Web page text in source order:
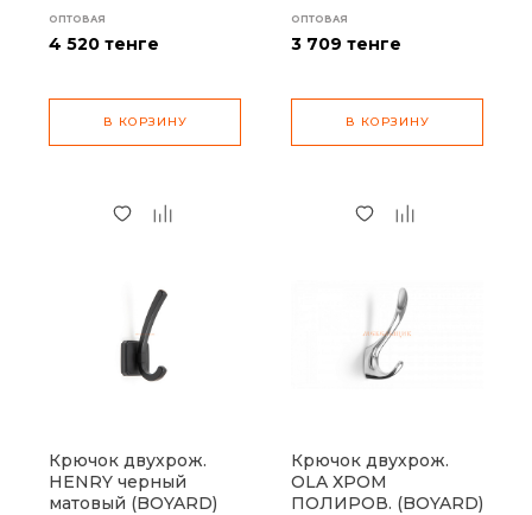
ОПТОВАЯ
4 520 тенге
В КОРЗИНУ
ОПТОВАЯ
3 709 тенге
В КОРЗИНУ
Крючок двухрож.
HENRY черный
матовый (BOYARD)
Крючок двухрож.
OLA ХРОМ
ПОЛИРОВ. (BOYARD)